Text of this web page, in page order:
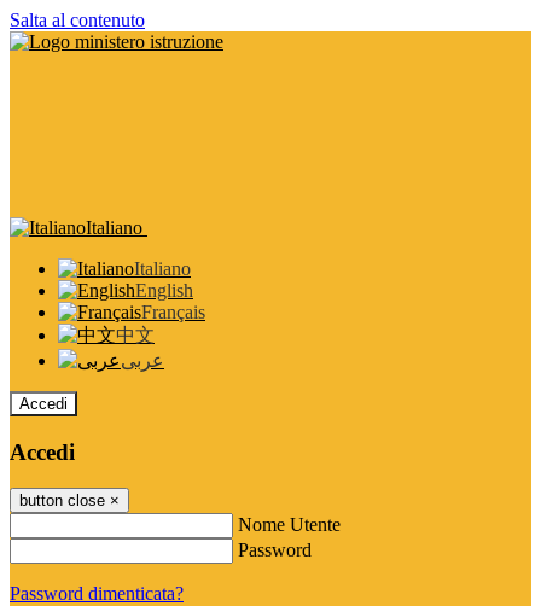
Salta al contenuto
Italiano
Italiano
English
Français
中文
عربى
Accedi
Accedi
button close ×
Nome Utente
Password
Password dimenticata?